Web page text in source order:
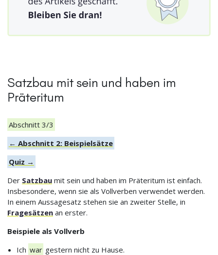
Satzbau mit sein und haben im
Präteritum
Abschnitt 3/3
← Abschnitt 2: Beispielsätze
Quiz →
Der Satzbau mit sein und haben im Präteritum ist einfach.
Insbesondere, wenn sie als Vollverben verwendet werden.
In einem Aussagesatz stehen sie an zweiter Stelle, in
Fragesätzen an erster.
Beispiele als Vollverb
Ich war gestern nicht zu Hause.